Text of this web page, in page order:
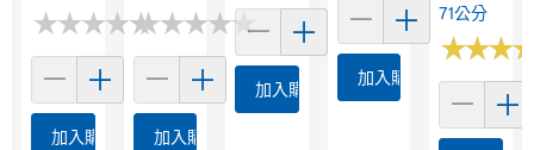
★★★★★
★★★★★
加入購物車
★★★★★
★★★★★
加入購物車
加入購物車
加入購物車
71公分
★★★
★★★